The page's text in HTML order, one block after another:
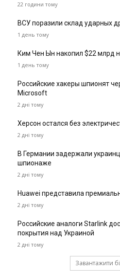
22 години тому
ВСУ поразили склад ударных
1 день тому
Ким Чен Ын накопил $22 млрд
1 день тому
Российские хакеры шпионят
Microsoft
2 дні тому
Херсон остался без
2 дні тому
В Германии задержали
шпионаже
2 дні тому
Huawei представила
2 дні тому
Российские аналоги Starlink
покрытия над Украиной
2 дні тому
Завантажити